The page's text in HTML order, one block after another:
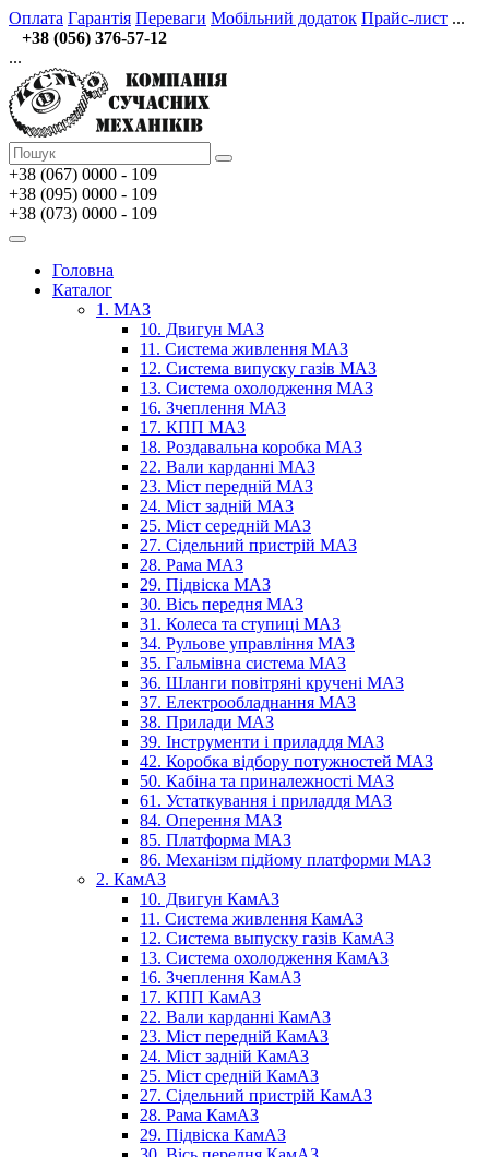
Оплата Гарантія Переваги Мобільний додаток Прайс-лист ...
+38 (056) 376-57-12
...
+38 (067) 0000 - 109
+38 (095) 0000 - 109
+38 (073) 0000 - 109
Головна
Каталог
1. МАЗ
10. Двигун МАЗ
11. Система живлення МАЗ
12. Система випуску газів МАЗ
13. Система охолодження МАЗ
16. Зчеплення МАЗ
17. КПП МАЗ
18. Роздавальна коробка МАЗ
22. Вали карданні МАЗ
23. Міст передній МАЗ
24. Міст задній МАЗ
25. Міст середній МАЗ
27. Сідельний пристрій МАЗ
28. Рама МАЗ
29. Підвіска МАЗ
30. Вісь передня МАЗ
31. Колеса та ступиці МАЗ
34. Рульове управління МАЗ
35. Гальмівна система МАЗ
36. Шланги повітряні кручені МАЗ
37. Електрообладнання МАЗ
38. Прилади МАЗ
39. Інструменти і приладдя МАЗ
42. Коробка відбору потужностей МАЗ
50. Кабіна та приналежності МАЗ
61. Устаткування і приладдя МАЗ
84. Оперення МАЗ
85. Платформа МАЗ
86. Механізм підйому платформи МАЗ
2. КамАЗ
10. Двигун КамАЗ
11. Система живлення КамАЗ
12. Система выпуску газів КамАЗ
13. Система охолодження КамАЗ
16. Зчеплення КамАЗ
17. КПП КамАЗ
22. Вали карданні КамАЗ
23. Міст передній КамАЗ
24. Міст задній КамАЗ
25. Міст средній КамАЗ
27. Сідельний пристрій КамАЗ
28. Рама КамАЗ
29. Підвіска КамАЗ